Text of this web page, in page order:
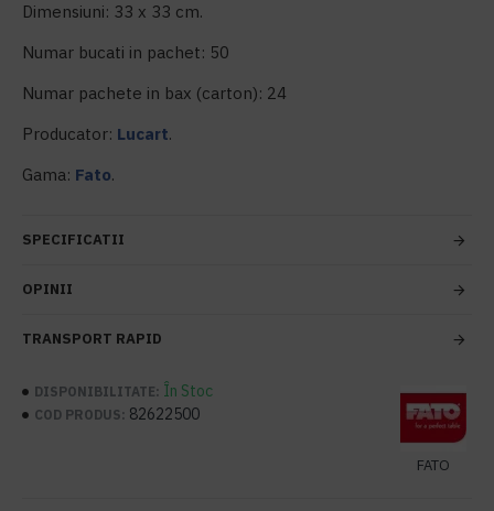
Dimensiuni: 33 x 33 cm.
Numar bucati in pachet: 50
Numar pachete in bax (carton): 24
Producator: Lucart.
Gama: Fato.
SPECIFICATII
OPINII
TRANSPORT RAPID
DISPONIBILITATE: În Stoc
COD PRODUS: 82622500
FATO